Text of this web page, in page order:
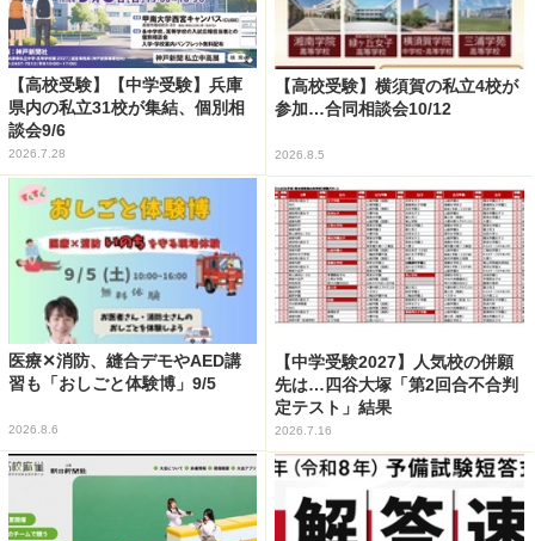
【高校受験】【中学受験】兵庫
県内の私立31校が集結、個別相
談会9/6
2026.7.28
【高校受験】横須賀の私立4校が
参加…合同相談会10/12
2026.8.5
医療✕消防、縫合デモやAED講
習も「おしごと体験博」9/5
2026.8.6
【中学受験2027】人気校の併願
先は…四谷大塚「第2回合不合判
定テスト」結果
2026.7.16